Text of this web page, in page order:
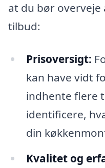
at du bør
tilbud:
Prisoversigt:
kan have vidt
indhente flere
identificere,
din
Kvalitet og